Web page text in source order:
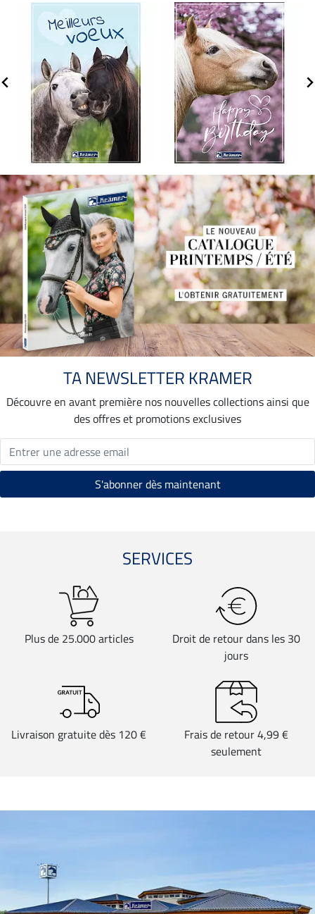
TA NEWSLETTER KRAMER
Découvre en avant première nos nouvelles collections ainsi que
des offres et promotions exclusives
SERVICES
Plus de 25.000 articles
Droit de retour dans les 30
jours
Livraison gratuite dès 120 €
Frais de retour 4,99 €
seulement